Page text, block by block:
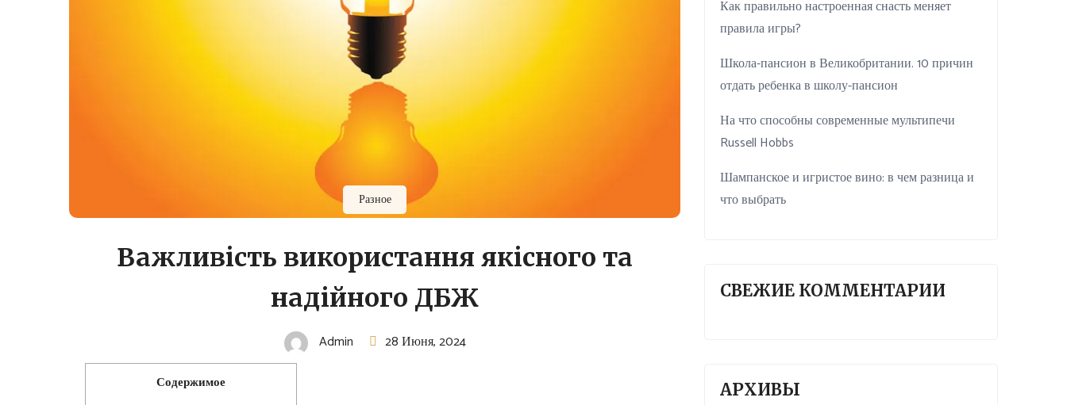
Разное
Важливість використання якісного та
надійного ДБЖ
Admin 28 Июня, 2024
Содержимое
Как правильно настроенная снасть меняет
правила игры?
Школа-пансион в Великобритании. 10 причин
отдать ребенка в школу-пансион
На что способны современные мультипечи
Russell Hobbs
Шампанское и игристое вино: в чем разница и
что выбрать
СВЕЖИЕ КОММЕНТАРИИ
АРХИВЫ